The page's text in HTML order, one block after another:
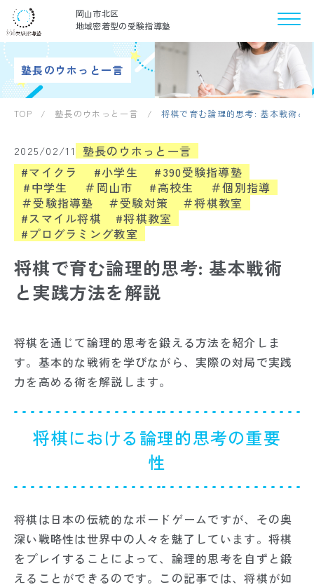
岡山市北区
地域密着型の受験指導塾
塾長のウホっと一言
TOP / 塾長のウホっと一言 / 将棋で育む論理的思考: 基本戦術と
2025/02/11
塾長のウホっと一言
#マイクラ
#小学生
#390受験指導塾
#中学生
＃岡山市 #高校生
＃個別指導
＃受験指導塾
＃受験対策
＃将棋教室
#スマイル将棋
#将棋教室
#プログラミング教室
将棋で育む論理的思考: 基本戦術
と実践方法を解説
将棋を通じて論理的思考を鍛える方法を紹介しま
す。基本的な戦術を学びながら、実際の対局で実践
力を高める術を解説します。
将棋における論理的思考の重要
性
将棋は日本の伝統的なボードゲームですが、その奥
深い戦略性は世界中の人々を魅了しています。将棋
をプレイすることによって、論理的思考を自ずと鍛
えることができるのです。この記事では、将棋が如